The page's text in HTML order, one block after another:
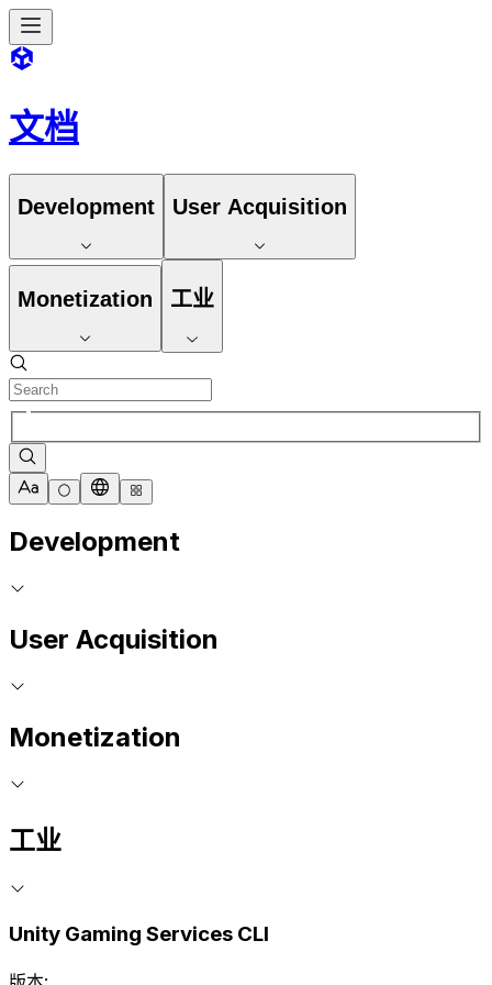
文档
Development User Acquisition
Monetization 工业
Development
User Acquisition
Monetization
工业
Unity Gaming Services CLI